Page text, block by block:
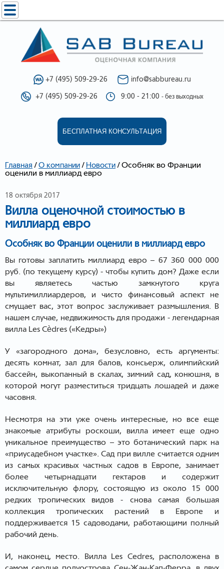
+7 (495) 509-29-26 info@sabbureau.ru
+7 (495) 509-29-26 9:00 - 21:00 - без выходных
БЕСПЛАТНАЯ КОНСУЛЬТАЦИЯ
Главная /О компании/ Новости/Особняк во Франции
оценили в миллиард евро
18 октября 2017
Вилла оценочной стоимостью в
миллиард евро
Особняк во Франции оценили в миллиард евро
Вы готовы заплатить миллиард евро – 67 360 000 000
руб. (по текущему курсу) - чтобы купить дом? Даже если
вы являетесь частью замкнутого круга
мультимиллиардеров, и чисто финансовый аспект не
смущает вас, этот вопрос заслуживает размышления. В
нашем случае, недвижимость для продажи - легендарная
вилла Les Cèdres («Кедры»)
У «загородного дома», безусловно, есть аргументы:
десять комнат, зал для балов, консьерж, олимпийский
бассейн, выкопанный в скалах, зимний сад, конюшня, в
которой могут разместиться тридцать лошадей и даже
часовня.
Несмотря на эти уже очень интересные, но все еще
знакомые атрибуты роскоши, вилла имеет еще одно
уникальное преимущество – это ботанический парк на
«приусадебном участке». Cад при вилле cчитается одним
из самых красивых частных садов в Европе, занимает
более четырнадцати гектаров и содержит
исключительную флору, состоящую из около 15 000
редких тропических видов - снова самая большая
коллекция тропических растений в Европе и
поддерживается 15 садоводами, работающими полный
рабочий день.
И, наконец, место. Вилла Les Cedres, расположена в